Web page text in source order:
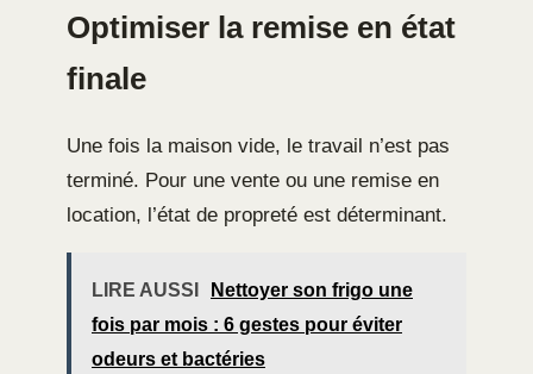
Optimiser la remise en état
finale
Une fois la maison vide, le travail n’est pas
terminé. Pour une vente ou une remise en
location, l’état de propreté est déterminant.
LIRE AUSSI
Nettoyer son frigo une
fois par mois : 6 gestes pour éviter
odeurs et bactéries